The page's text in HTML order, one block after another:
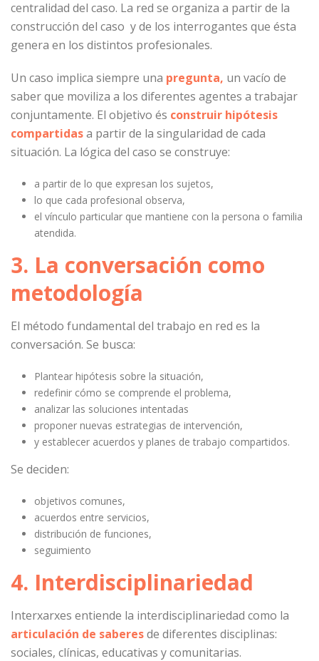
centralidad del caso. La red se organiza a partir de la
construcción del caso y de los interrogantes que ésta
genera en los distintos profesionales.
Un caso implica siempre una pregunta, un vacío de
saber que moviliza a los diferentes agentes a trabajar
conjuntamente. El objetivo és construir hipótesis
compartidasa partir de la singularidad de cada
situación. La lógica del caso se construye:
a partir de lo que expresan los sujetos,
lo que cada profesional observa,
el vínculo particular que mantiene con la persona o familia
atendida.
3. La conversación como
metodología
El método fundamental del trabajo en red es la
conversación. Se busca:
Plantear hipótesis sobre la situación,
redefinir cómo se comprende el problema,
analizar las soluciones intentadas
proponer nuevas estrategias de intervención,
y establecer acuerdos y planes de trabajo compartidos.
Se deciden:
objetivos comunes,
acuerdos entre servicios,
distribución de funciones,
seguimiento
4. Interdisciplinariedad
Interxarxes entiende la interdisciplinariedad como la
articulación de saberesde diferentes disciplinas:
sociales, clínicas, educativas y comunitarias.